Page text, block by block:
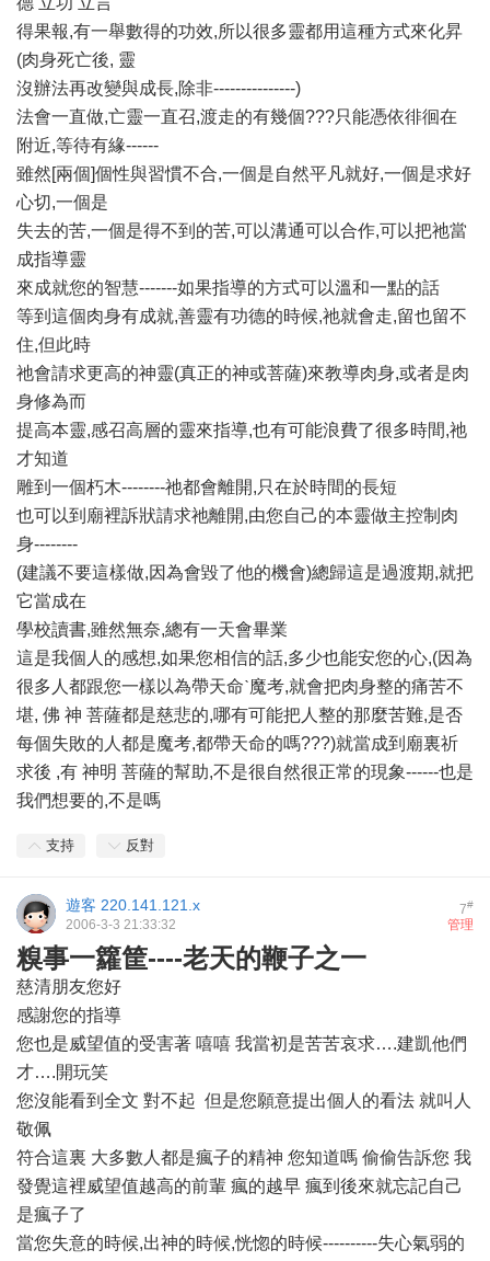
得果報,有一舉數得的功效,所以很多靈都用這種方式來化昇
(肉身死亡後, 靈
沒辦法再改變與成長,除非---------------)
法會一直做,亡靈一直召,渡走的有幾個???只能憑依徘徊在
附近,等待有緣------
雖然[兩個]個性與習慣不合,一個是自然平凡就好,一個是求好
心切,一個是
失去的苦,一個是得不到的苦,可以溝通可以合作,可以把祂當
成指導靈
來成就您的智慧-------如果指導的方式可以溫和一點的話
等到這個肉身有成就,善靈有功德的時候,祂就會走,留也留不
住,但此時
祂會請求更高的神靈(真正的神或菩薩)來教導肉身,或者是肉
身修為而
提高本靈,感召高層的靈來指導,也有可能浪費了很多時間,祂
才知道
雕到一個朽木--------祂都會離開,只在於時間的長短
也可以到廟裡訴狀請求祂離開,由您自己的本靈做主控制肉
身--------
(建議不要這樣做,因為會毀了他的機會)總歸這是過渡期,就把
它當成在
學校讀書,雖然無奈,總有一天會畢業
這是我個人的感想,如果您相信的話,多少也能安您的心,(因為
很多人都跟您一樣以為帶天命ˋ魔考,就會把肉身整的痛苦不
堪, 佛 神 菩薩都是慈悲的,哪有可能把人整的那麼苦難,是否
每個失敗的人都是魔考,都帶天命的嗎???)就當成到廟裏祈
求後 ,有 神明 菩薩的幫助,不是很自然很正常的現象------也是
我們想要的,不是嗎
支持 反對
7#
遊客 220.141.121.x
管理
2006-3-3 21:33:32
糗事一籮筐----老天的鞭子之一
慈清朋友您好
感謝您的指導
您也是威望值的受害著 嘻嘻 我當初是苦苦哀求….建凱他們
才….開玩笑
您沒能看到全文 對不起 但是您願意提出個人的看法 就叫人
敬佩
符合這裏 大多數人都是瘋子的精神 您知道嗎 偷偷告訴您 我
發覺這裡威望值越高的前輩 瘋的越早 瘋到後來就忘記自己
是瘋子了
當您失意的時候,出神的時候,恍惚的時候----------失心氣弱的